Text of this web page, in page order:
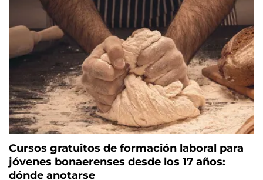
Cursos gratuitos de formación laboral para
jóvenes bonaerenses desde los 17 años:
dónde anotarse